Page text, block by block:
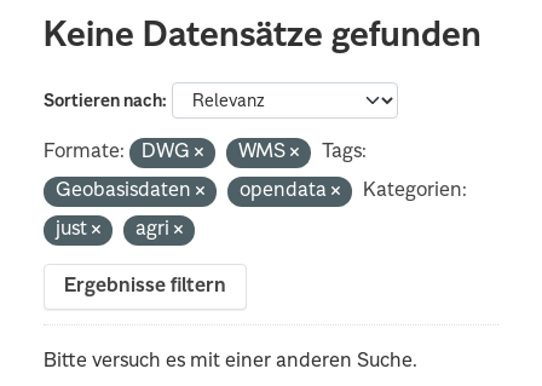
Keine Datensätze gefunden
Sortieren nach
Formate: DWG WMS
Tags:
Geobasisdaten
opendata
Kategorien:
just
agri
Ergebnisse filtern
Bitte versuch es mit einer anderen Suche.